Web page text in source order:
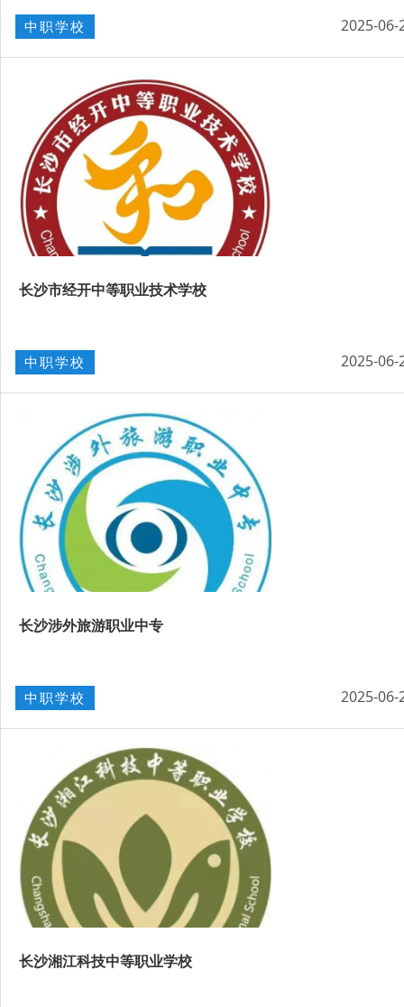
中职学校 2025-06-
长沙市经开中等职业技术学校
中职学校 2025-06-
长沙涉外旅游职业中专
中职学校 2025-06-
长沙湘江科技中等职业学校